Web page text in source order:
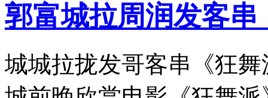
郭富城拉周润发客
城城拉拢发哥客串《狂